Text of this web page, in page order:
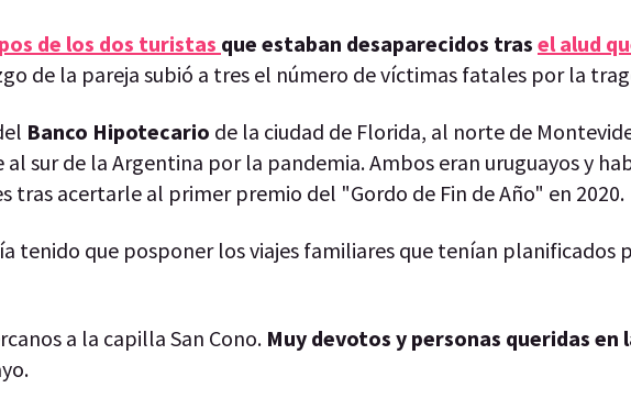
de los dos turistas que estaban desaparecidos tras el alud
de la pareja subió a tres el número de víctimas fatales por la
Banco Hipotecario de la ciudad de Florida, al norte de
sur de la Argentina por la pandemia. Ambos eran uruguayos y
tras acertarle al primer premio del "Gordo de Fin de Año" en 2020.
tenido que posponer los viajes familiares que tenían planificados
a la capilla San Cono. Muy devotos y personas queridas en